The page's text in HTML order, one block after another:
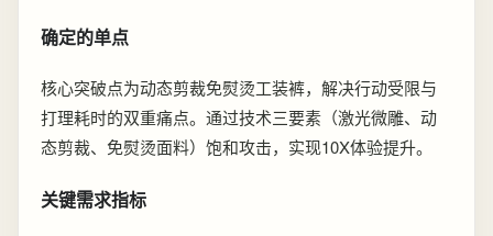
确定的单点
核心突破点为动态剪裁免熨烫工装裤，解决行动受限与
打理耗时的双重痛点。通过技术三要素（激光微雕、动
态剪裁、免熨烫面料）饱和攻击，实现10X体验提升。
关键需求指标